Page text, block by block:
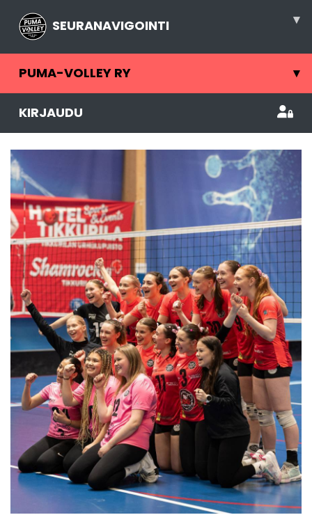
SEURANAVIGOINTI ▾
PUMA-VOLLEY RY ▾
KIRJAUDU